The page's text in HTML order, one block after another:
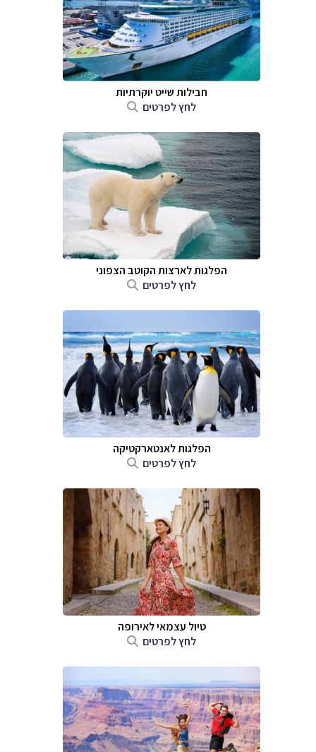
חבילות שייט יוקרתיות
לחץ לפרטים
הפלגות לארצות הקוטב הצפוני
לחץ לפרטים
הפלגות לאנטארקטיקה
לחץ לפרטים
טיול עצמאי לאירופה
לחץ לפרטים